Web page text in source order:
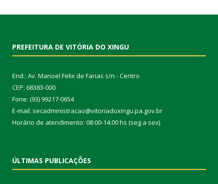
PREFEITURA DE VITÓRIA DO XINGU
End.: Av. Manoel Felix de Farias s/n - Centro
CEP: 68383-000
Fone: (93) 99217-0654
E-mail: secadministracao@vitoriadoxingu.pa.gov.br
Horário de atendimento: 08:00-14:00 hs (seg a sex)
ÚLTIMAS PUBLICAÇÕES